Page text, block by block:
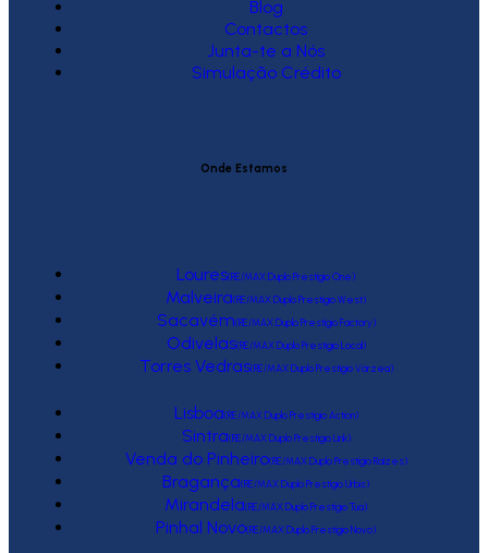
Blog
Contactos
Junta-te a Nós
Simulação Crédito
Onde Estamos
Loures(RE/MAX Duplo Prestígio One)
Malveira(RE/MAX Duplo Prestígio West)
Sacavém(RE/MAX Duplo Prestígio Factory)
Odivelas(RE/MAX Duplo Prestígio Local)
Torres Vedras(RE/MAX Duplo Prestígio Várzea)
Lisboa(RE/MAX Duplo Prestígio Action)
Sintra(RE/MAX Duplo Prestígio Link)
Venda do Pinheiro(RE/MAX Duplo Prestígio Raízes)
Bragança(RE/MAX Duplo Prestígio Urbis)
Mirandela(RE/MAX Duplo Prestígio Tua)
Pinhal Novo(RE/MAX Duplo Prestígio Novo)